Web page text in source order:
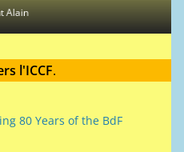
l'ICCF.
80 Years of the BdF